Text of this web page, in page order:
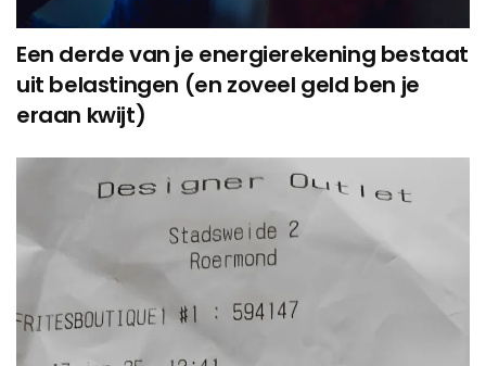
Een derde van je energierekening bestaat
uit belastingen (en zoveel geld ben je
eraan kwijt)